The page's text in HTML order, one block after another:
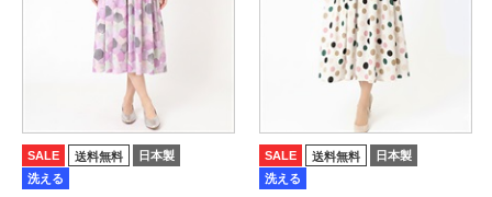
SALE 送料無料
日本製
洗える
SALE 送料無料
日本製
洗える